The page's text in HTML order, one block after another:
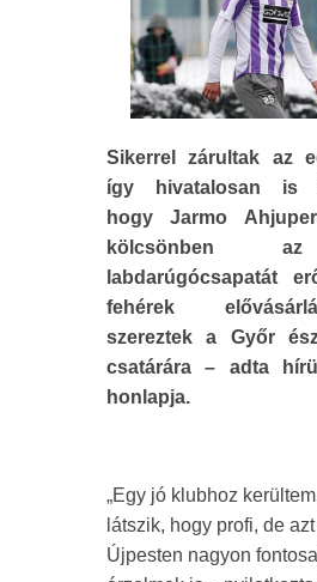
Sikerrel zárultak az
így hivatalosan is
hogy Jarmo
kölcsönben
labdarúgócsapatát
fehérek
szereztek a Győr
csatárára – adta
honlapja.
„Egy jó klubhoz
látszik, hogy profi, de
Újpesten nagyon